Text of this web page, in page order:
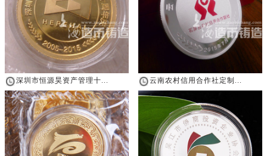
深圳市恒源昊资产管理十... 云南农村信用合作社定制...